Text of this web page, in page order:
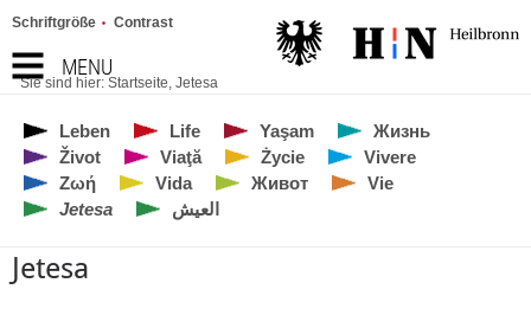
MENU
Schriftgröße Contrast
Sie sind hier: Startseite, Jetesa
Leben Life Yaşam
Жизнь
Život
Viaţă Życie
Vivere
Ζωή
Vida Живот
Vie
Jetesa
العيش
Jetesa